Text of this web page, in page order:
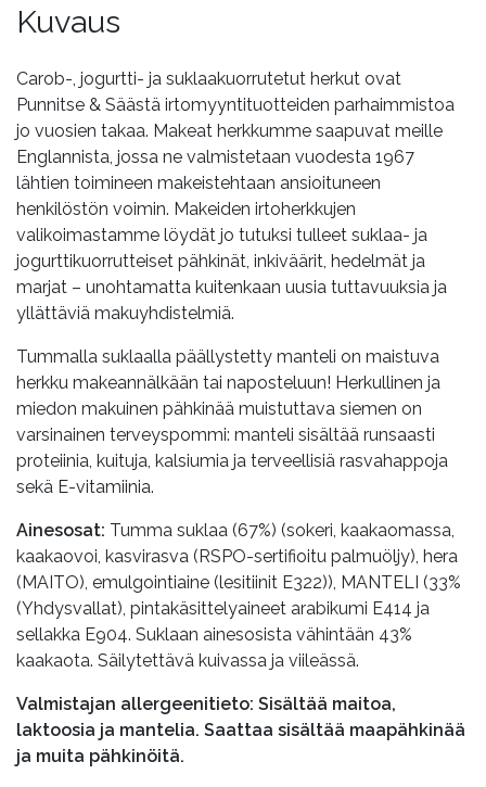
Kuvaus
Carob-, jogurtti- ja suklaakuorrutetut herkut ovat
Punnitse & Säästä irtomyyntituotteiden parhaimmistoa
jo vuosien takaa. Makeat herkkumme saapuvat meille
Englannista, jossa ne valmistetaan vuodesta 1967
lähtien toimineen makeistehtaan ansioituneen
henkilöstön voimin. Makeiden irtoherkkujen
valikoimastamme löydät jo tutuksi tulleet suklaa- ja
jogurttikuorrutteiset pähkinät, inkiväärit, hedelmät ja
marjat – unohtamatta kuitenkaan uusia tuttavuuksia ja
yllättäviä makuyhdistelmiä.
Tummalla suklaalla päällystetty manteli on maistuva
herkku makeannälkään tai naposteluun! Herkullinen ja
miedon makuinen pähkinää muistuttava siemen on
varsinainen terveyspommi: manteli sisältää runsaasti
proteiinia, kuituja, kalsiumia ja terveellisiä rasvahappoja
sekä E-vitamiinia.
Ainesosat: Tumma suklaa (67%) (sokeri, kaakaomassa,
kaakaovoi, kasvirasva (RSPO-sertifioitu palmuöljy), hera
(MAITO), emulgointiaine (lesitiinit E322)), MANTELI (33%
(Yhdysvallat), pintakäsittelyaineet arabikumi E414 ja
sellakka E904. Suklaan ainesosista vähintään 43%
kaakaota. Säilytettävä kuivassa ja viileässä.
Valmistajan allergeenitieto: Sisältää maitoa,
laktoosia ja mantelia. Saattaa sisältää maapähkinää
ja muita pähkinöitä.